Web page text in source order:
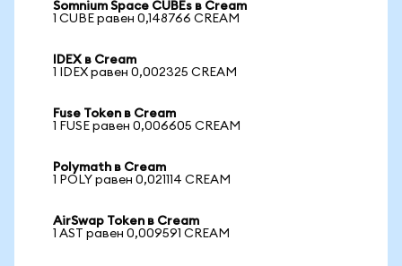
Somnium Space CUBEs в Cream
1 CUBE равен 0,148766 CREAM
IDEX в Cream
1 IDEX равен 0,002325 CREAM
Fuse Token в Cream
1 FUSE равен 0,006605 CREAM
Polymath в Cream
1 POLY равен 0,021114 CREAM
AirSwap Token в Cream
1 AST равен 0,009591 CREAM